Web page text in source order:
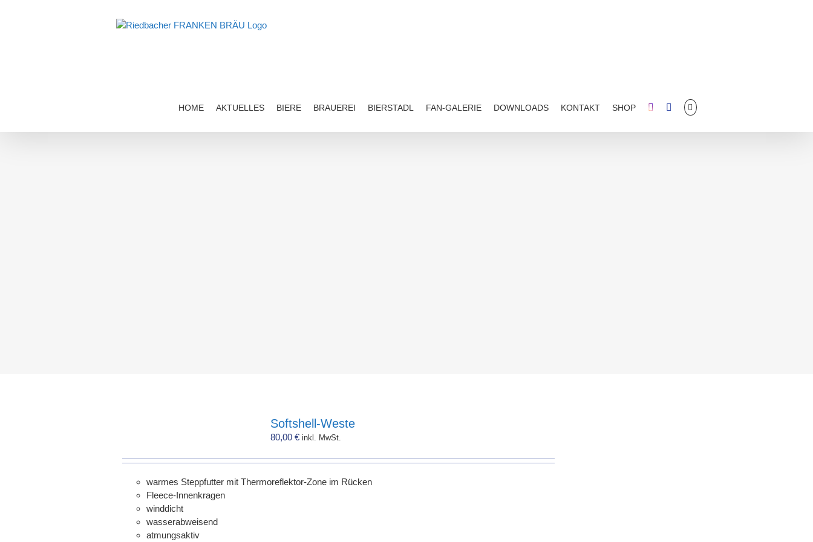
HOME AKTUELLES BIERE BRAUEREI BIERSTADL FAN-GALERIE DOWNLOADS KONTAKT SHOP
Softshell-Weste
80,00 € inkl. MwSt.
warmes Steppfutter mit Thermoreflektor-Zone im Rücken
Fleece-Innenkragen
winddicht
wasserabweisend
atmungsaktiv